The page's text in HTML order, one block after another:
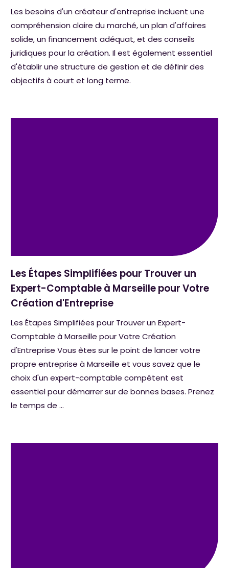
Les besoins d'un créateur d'entreprise incluent une
compréhension claire du marché, un plan d'affaires
solide, un financement adéquat, et des conseils
juridiques pour la création. Il est également essentiel
d'établir une structure de gestion et de définir des
objectifs à court et long terme.
Les Étapes Simplifiées pour Trouver un
Expert-Comptable à Marseille pour Votre
Création d'Entreprise
Les Étapes Simplifiées pour Trouver un Expert-
Comptable à Marseille pour Votre Création
d'Entreprise Vous êtes sur le point de lancer votre
propre entreprise à Marseille et vous savez que le
choix d'un expert-comptable compétent est
essentiel pour démarrer sur de bonnes bases. Prenez
le temps de ...